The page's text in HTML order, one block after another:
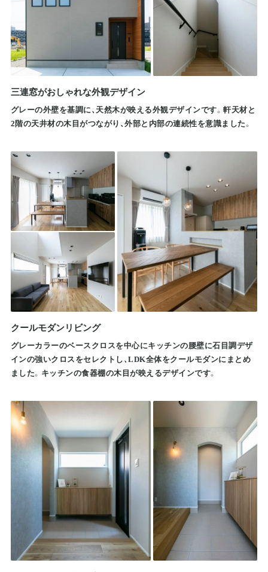
三連窓がおしゃれな外観デザイン
グレーの外壁を基調に、天然木が映える外観デザインです。軒天材と
2階の天井材の木目がつながり、外部と内部の連続性を意識ました。
クールモダンリビング
グレーカラーのベースクロスを中心にキッチンの腰壁に石目調デザ
インの強いクロスをセレクトし、LDK全体をクールモダンにまとめ
ました。キッチンの食器棚の木目が映えるデザインです。